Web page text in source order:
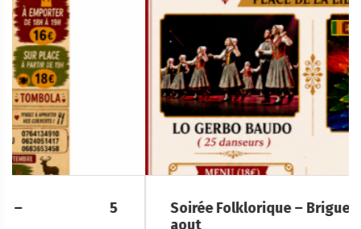
Soirée Folklorique – Brigueuil – Samedi 08